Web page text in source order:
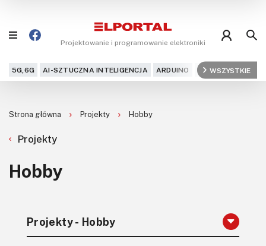
Projektowanie i programowanie elektroniki
5G,6G AI-SZTUCZNA INTELIGENCJA ARDUINO ARM AUDIO
WSZYSTKIE
DIY+
Dla Ciebie
Strona główna Projekty Hobby
Projekty
Hobby
Projekty - Hobby